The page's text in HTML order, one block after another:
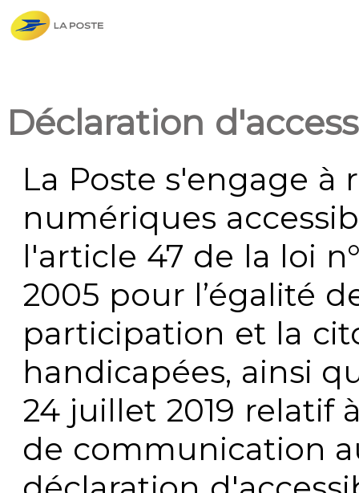
Déclaration
La Poste s'engage à
numériques
l'article 47 de la loi
2005 pour l’égalité
participation et la
handicapées, ainsi
24 juillet 2019 relatif
de communication